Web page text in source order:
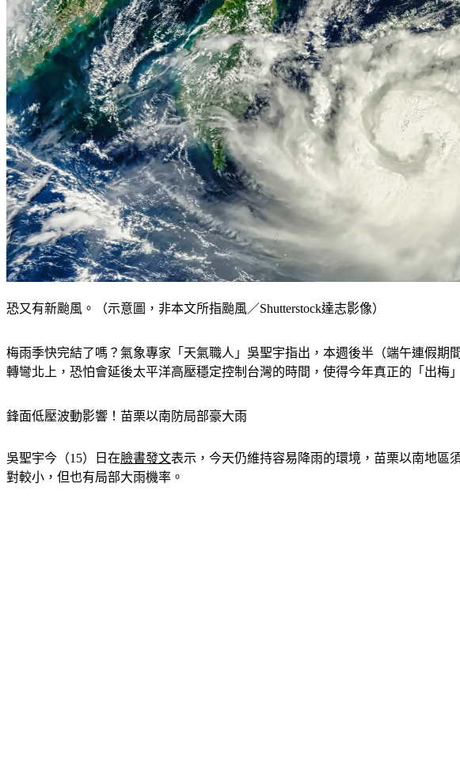
恐又有新颱風。（示意圖，非本文所指颱風／Shutterstock達志影像）
梅雨季快完結了嗎？氣象專家「天氣職人」吳聖宇指出，本週後半（端午連假
轉彎北上，恐怕會延後太平洋高壓穩定控制台灣的時間，使得今年真正的「出梅
鋒面低壓波動影響！苗栗以南防局部豪大雨
吳聖宇今（15）日在臉書發文表示，今天仍維持容易降雨的環境，苗栗以南地區
對較小，但也有局部大雨機率。